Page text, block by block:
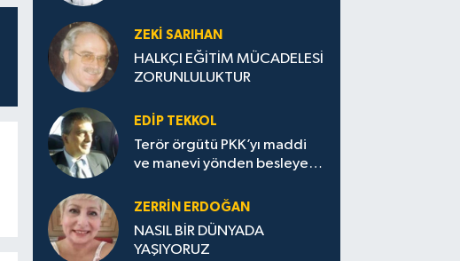
ZEKI SARIHAN
HALKÇI EĞİTİM MÜCADELESİ
ZORUNLULUKTUR
EDIP TEKKOL
Terör örgütü PKK’yı maddi
ve manevi yönden besleyen
ZERRIN ERDOĞAN
NASIL BİR DÜNYADA
YAŞIYORUZ